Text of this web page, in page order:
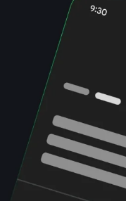
& GEO -
pendant 1 mois !